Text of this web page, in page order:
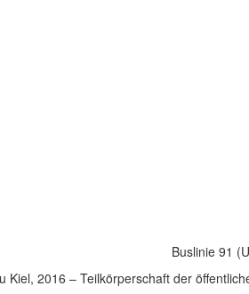
Buslinie 91
2016 – Teilkörperschaft der